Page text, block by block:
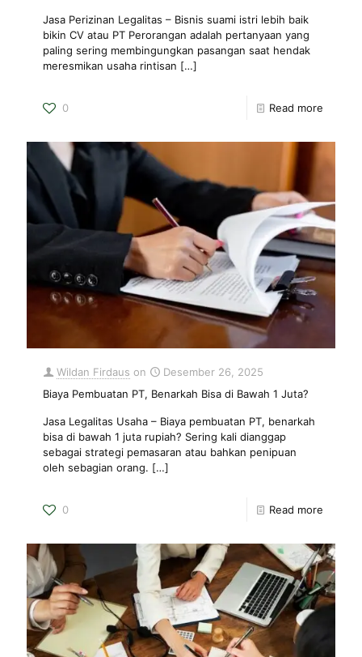
Jasa Perizinan Legalitas – Bisnis suami istri lebih baik
bikin CV atau PT Perorangan adalah pertanyaan yang
paling sering membingungkan pasangan saat hendak
meresmikan usaha rintisan […]
0 Read more
Wildan Firdaus on
Desember 26, 2025
Biaya Pembuatan PT, Benarkah Bisa di Bawah 1 Juta?
Jasa Legalitas Usaha – Biaya pembuatan PT, benarkah
bisa di bawah 1 juta rupiah? Sering kali dianggap
sebagai strategi pemasaran atau bahkan penipuan
oleh sebagian orang. […]
0 Read more